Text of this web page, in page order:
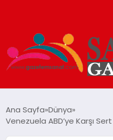
Ana Sayfa Dünya
Venezuela ABD’ye Karşı